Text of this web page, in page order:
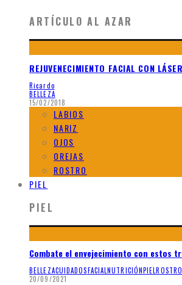
ARTÍCULO AL AZAR
REJUVENECIMIENTO FACIAL CON
Ricardo
BELLEZA
15/02/2018
LABIOS
NARIZ
OJOS
OREJAS
ROSTRO
PIEL
PIEL
Combate el envejecimiento con estos
BELLEZACUIDADOSFACIALNUTRICIÓNPIELROSTRO
20/09/2021